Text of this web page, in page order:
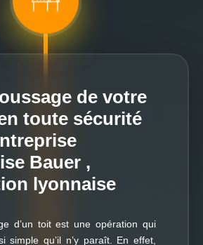
de votre
toute sécurité
Bauer ,
lyonnaise
d’un toit est une opération qui
simple qu’il n’y paraît. En effet,